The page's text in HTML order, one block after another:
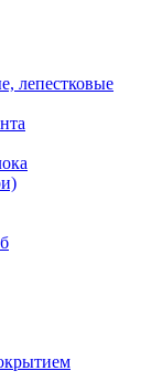
лепестковые